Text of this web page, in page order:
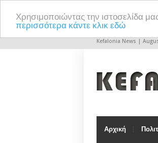
Χρησιμοποιώντας την ιστοσελίδα
περισσότερα κάντε κλικ εδώ
Kefalonia News |
Αρχική